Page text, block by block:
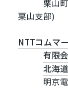
栗山町鳥
栗山支部)
NTTコムマ
有限
北海
明京電